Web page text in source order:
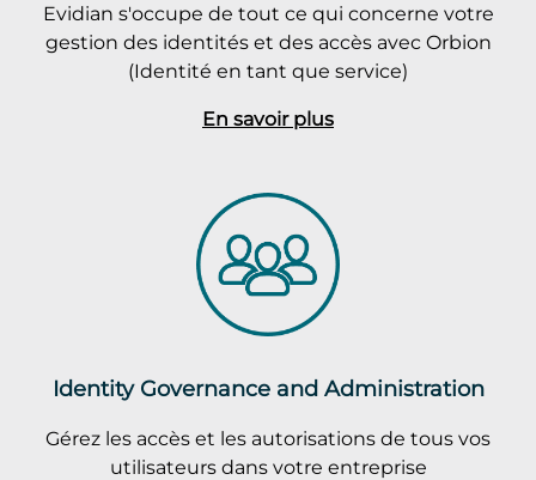
Evidian s'occupe de tout ce qui concerne votre
gestion des identités et des accès avec Orbion
(Identité en tant que service)
En savoir plus
Identity Governance and Administration
Gérez les accès et les autorisations de tous vos
utilisateurs dans votre entreprise